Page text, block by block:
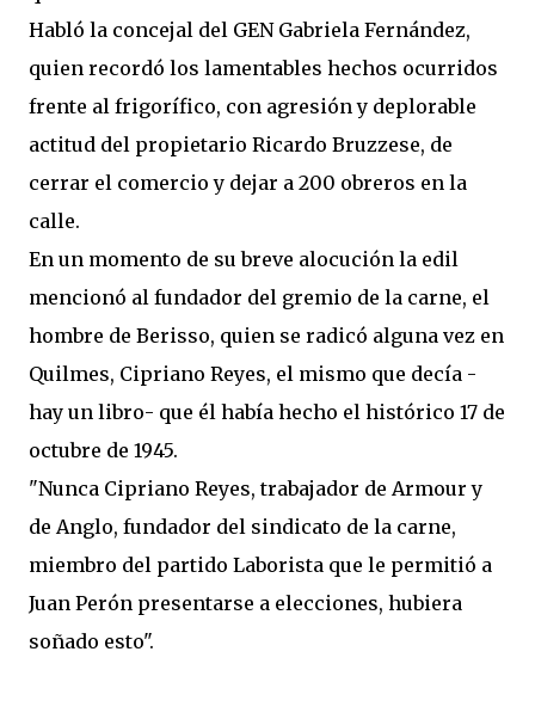
Habló la concejal del GEN Gabriela Fernández,
quien recordó los lamentables hechos ocurridos
frente al frigorífico, con agresión y deplorable
actitud del propietario Ricardo Bruzzese, de
cerrar el comercio y dejar a 200 obreros en la
calle.
En un momento de su breve alocución la edil
mencionó al fundador del gremio de la carne, el
hombre de Berisso, quien se radicó alguna vez en
Quilmes, Cipriano Reyes, el mismo que decía -
hay un libro- que él había hecho el histórico 17 de
octubre de 1945.
"Nunca Cipriano Reyes, trabajador de Armour y
de Anglo, fundador del sindicato de la carne,
miembro del partido Laborista que le permitió a
Juan Perón presentarse a elecciones, hubiera
soñado esto".